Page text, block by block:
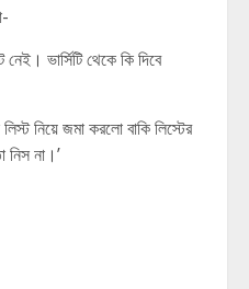
ভার্সিটি থেকে কি দিবে
নিয়ে জমা করলো বাকি লিস্টের
নিস না।’